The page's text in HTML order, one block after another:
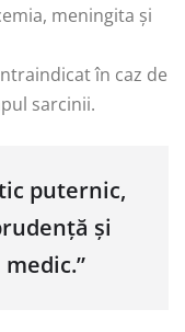
meningita și
în caz de
sarcinii.
puternic,
și